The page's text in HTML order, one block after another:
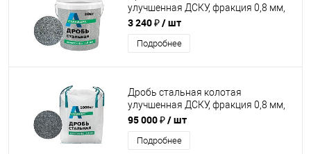
улучшенная ДСКУ, фракция 0,8 мм,
20 кг
3 240 ₽/ шт
Подробнее
Дробь стальная колотая
улучшенная ДСКУ, фракция 0,8 мм,
1000 кг
95 000 ₽/ шт
Подробнее